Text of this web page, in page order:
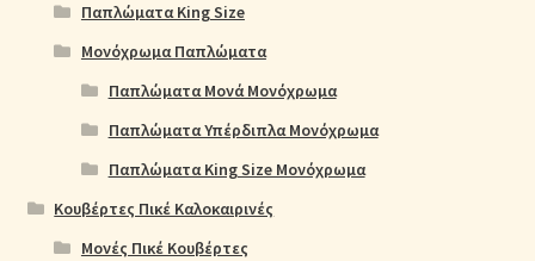
Παπλώματα King Size
Μονόχρωμα Παπλώματα
Παπλώματα Μονά Μονόχρωμα
Παπλώματα Υπέρδιπλα Μονόχρωμα
Παπλώματα King Size Μονόχρωμα
Κουβέρτες Πικέ Καλοκαιρινές
Μονές Πικέ Κουβέρτες